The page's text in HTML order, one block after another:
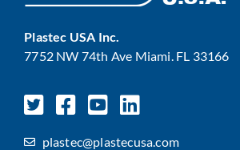
Plastec USA Inc.
7752 NW 74th Ave Miami. FL 33166
plastec@plastecusa.com